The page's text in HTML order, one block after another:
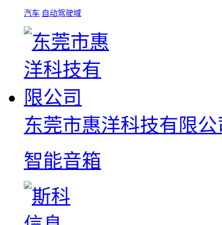
汽车 自动驾驶域
东莞市惠洋科技有限公
智能音箱